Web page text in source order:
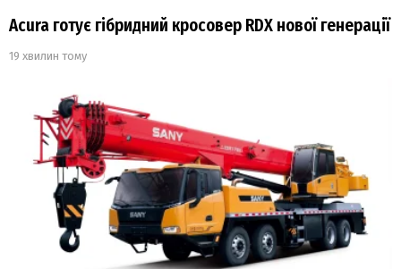
Acura готує гібридний кросовер RDX нової генерації
19 хвилин тому